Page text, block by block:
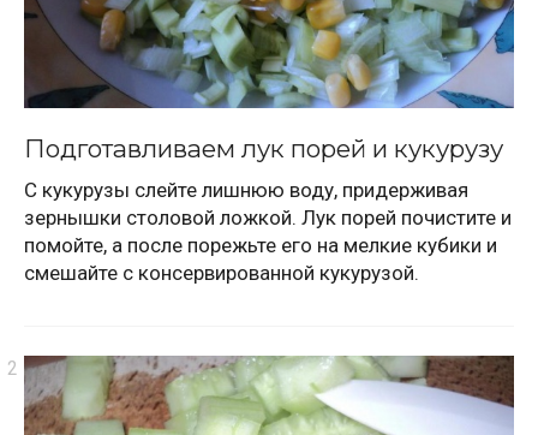
Подготавливаем лук порей и кукурузу
С кукурузы слейте лишнюю воду, придерживая
зернышки столовой ложкой. Лук порей почистите и
помойте, а после порежьте его на мелкие кубики и
смешайте с консервированной кукурузой.